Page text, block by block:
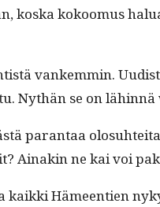
kos­ka kokoomus
vankem­min.
Nythän se on
paran­taa
Ainakin ne kai voi
Hämeen­tien